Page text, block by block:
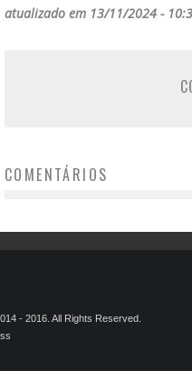
atualizado em 13/11/2024 -
COMENTÁRIOS
- 2016. All Rights Reserved.